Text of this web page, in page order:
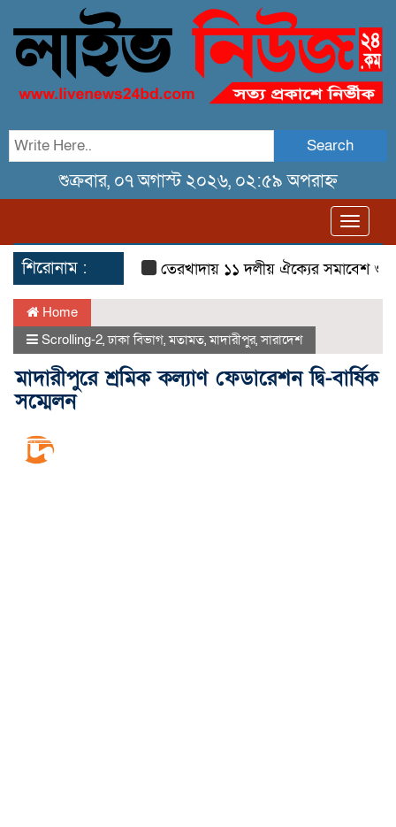
Search
শুক্রবার, ০৭ অগাস্ট ২০২৬, ০২:৫৯ অপরাহ্ন
শিরোনাম : তেরখাদায় ১১ দলীয় ঐক্যের সমাবেশ ও গণ
Home
Scrolling-2,ঢাকা বিভাগ,মতামত,মাদারীপুর,সারাদেশ
মাদারীপুরে শ্রমিক কল্যাণ ফেডারেশন দ্বি-বার্ষিক
সম্মেলন